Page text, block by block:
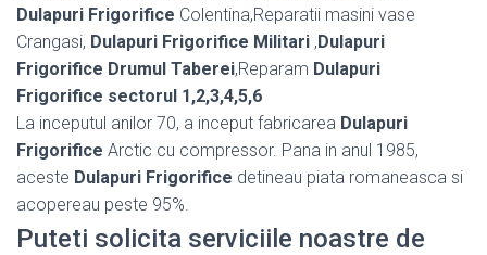
Dulapuri Frigorifice Colentina,Reparatii masini vase
Crangasi, Dulapuri Frigorifice Militari ,Dulapuri
Frigorifice Drumul Taberei,Reparam Dulapuri
Frigorifice sectorul 1,2,3,4,5,6
La inceputul anilor 70, a inceput fabricarea Dulapuri
Frigorifice Arctic cu compressor. Pana in anul 1985,
aceste Dulapuri Frigorifice detineau piata romaneasca si
acopereau peste 95%.
Puteti solicita serviciile noastre de